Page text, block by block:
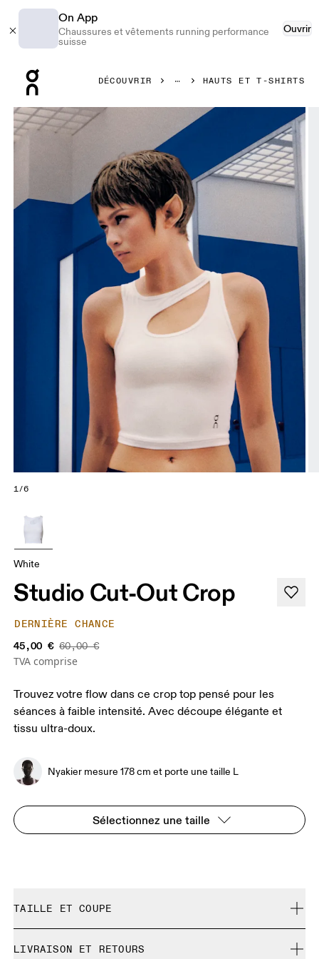
On App
Chaussures et vêtements running performance
suisse
Ouvrir
DÉCOUVRIR HAUTS ET T-SHIRTS
Image 1 de 6 de la galerie d’images On Studio Cut-Out
1/6
White
Studio Cut-Out Crop
DERNIÈRE CHANCE
45,00 € 60,00 €
TVA comprise
Trouvez votre flow dans ce crop top pensé pour les
séances à faible intensité. Avec découpe élégante et
tissu ultra-doux.
Nyakier mesure 178 cm et porte une taille L
Sélectionnez une taille
TAILLE ET COUPE
LIVRAISON ET RETOURS